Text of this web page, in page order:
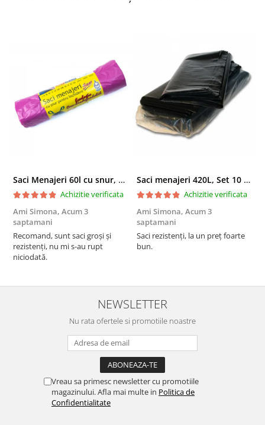
Saci Menajeri 60l cu snur, Roz, 10buc/rola
Achizitie verificata
Ami Simona, Acum 3
saptamani
Recomand, sunt saci groși și
rezistenți, nu mi s-au rupt
niciodată.
Saci menajeri 420L, Set 10 bucati
Achizitie verificata
Ami Simona, Acum 3
saptamani
Saci rezistenți, la un preț foarte
bun.
NEWSLETTER
Nu rata ofertele si promotiile noastre
Vreau sa primesc newsletter cu promotiile
magazinului. Afla mai multe in Politica de
Confidentialitate